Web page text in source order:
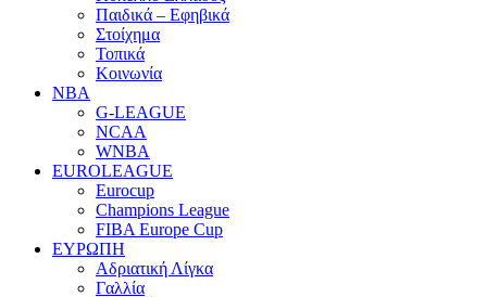
Παιδικά – Εφηβικά
Στοίχημα
Τοπικά
Κοινωνία
NBA
G-LEAGUE
NCAA
WNBA
ΕUROLEAGUE
Eurocup
Champions League
FIBA Europe Cup
ΕΥΡΩΠΗ
Αδριατική Λίγκα
Γαλλία